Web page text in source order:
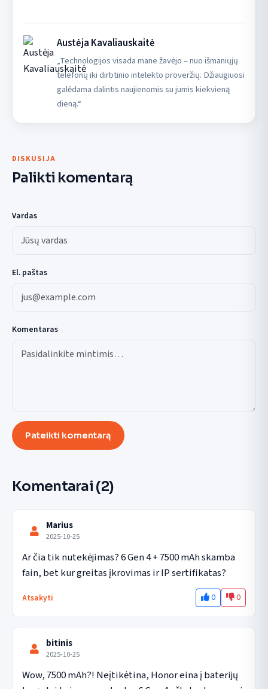
Austėja Kavaliauskaitė
„Technologijos visada mane žavėjo – nuo išmaniųjų
telefonų iki dirbtinio intelekto proveržių. Džiaugiuosi
galėdama dalintis naujienomis su jumis kiekvieną
dieną.“
DISKUSIJA
Palikti komentarą
Vardas
El. paštas
Komentaras
Pateikti komentarą
Komentarai (2)
Marius
2025-10-25
Ar čia tik nutekėjimas? 6 Gen 4 + 7500 mAh skamba
fain, bet kur greitas įkrovimas ir IP sertifikatas?
Atsakyti 0 0
bitinis
2025-10-25
Wow, 7500 mAh?! Neįtikėtina, Honor eina į baterijų